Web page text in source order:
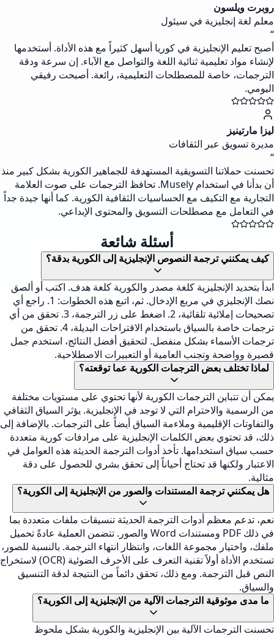
روبرت ويلسون
معلم لغة إنجليزية في سيئول
“
أصبح تعليم الإنجليزية في كوريا أسهل كثيراً مع هذه الأداة. أستخدمها
لإنشاء مواد تعليمية ثنائية اللغة والتواصل مع الآباء. إن سرعة ودقة
الترجمات، خاصة للمصطلحات التعليمية، رائعة. أصبحت رفيقي
اليومي.
ليزا مارتينيز
مديرة تسويق عبر الثقافات
“
تحسنت حملاتنا التسويقية المستهدفة للجماهير الكورية بشكل كبير منذ
أن بدأنا في استخدام Musely. تحافظ الترجمات على صوت العلامة
التجارية مع التكيف مع الحساسيات الثقافية الكورية. كما أنها جيدة جداً
في التعامل مع مصطلحات التسويق والمحتوى الإبداعي.
أسئلة شائعة
كيف يمكنني ترجمة النصوص الإنجليزية إلى الكورية بدقة؟
ابدأ بتحديد الإنجليزية كلغة مصدر والكورية كلغة هدف. اكتب أو ألصق
نصك الإنجليزي في مربع الإدخال. ثم، اتبع هذه الخطوات: 1. راجع أي
تصحيحات إملائية تلقائية، 2. اضغط على زر الترجمة، 3. تحقق من أي
ترجمات خاصة بالسياق باستخدام الاقتراحات البديلة، 4. تحقق من
ترجمات الأسماء بشكل منفصل. لتحقيق أفضل النتائج، استخدم جمل
قصيرة وواضحة وتجنب العامية أو التعبيرات الاصطلاحية.
لماذا تختلف بعض الترجمات الكورية عما توقعته؟
يمكن أن تتباين الترجمات الكورية لأنها تحتوي على مستويات مختلفة
من الرسمية والاحترام التي لا توجد في الإنجليزية. يؤثر السياق الثقافي
والتفاوتات الإقليمية وملاءمة السياق أيضاً على الترجمات. بالإضافة إلى
ذلك، قد تحتوي بعض الكلمات الإنجليزية على مرادفات كورية متعددة
حسب سياق استخدامها. تأخذ أدوات الترجمة الحديثة هذه العوامل في
الاعتبار ولكنها قد تحتاج أحياناً إلى تحقق بشري للحصول على دقة
مثالية.
هل يمكنني ترجمة المستندات والصور من الإنجليزية إلى الكورية؟
نعم، تدعم معظم أدوات الترجمة الحديثة تنسيقات ملفات متعددة بما
في ذلك PDF ومستندات Word والصور. تتضمن العملية عادةً تحميل
ملفك، واختيار مجموعة اللغات، وانتظار انتهاء الترجمة. بالنسبة للصور،
تستخدم الأداة أولاً تقنية التعرف على الأحرف الضوئية (OCR) لاستخراج
النص قبل الترجمة. ومع ذلك، تحقق دائماً من النتيجة لدقة التنسيق
والسياق.
ما مدى موثوقية الترجمات الآلية من الإنجليزية إلى الكورية؟
تحسنت الترجمات الآلية بين الإنجليزية والكورية بشكل ملحوظ